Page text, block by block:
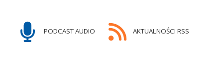
PODCAST AUDIO AKTUALNOŚCI RSS